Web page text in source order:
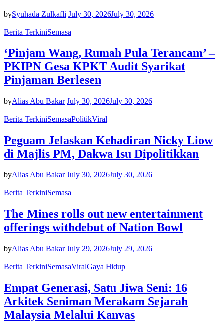
bySyuhada Zulkafli July 30, 2026July 30, 2026
Berita TerkiniSemasa
‘Pinjam Wang, Rumah Pula Terancam’ –
PKIPN Gesa KPKT Audit Syarikat
Pinjaman Berlesen
byAlias Abu Bakar July 30, 2026July 30, 2026
Berita TerkiniSemasaPolitikViral
Peguam Jelaskan Kehadiran Nicky Liow
di Majlis PM, Dakwa Isu Dipolitikkan
byAlias Abu Bakar July 30, 2026July 30, 2026
Berita TerkiniSemasa
The Mines rolls out new entertainment
offerings withdebut of Nation Bowl
byAlias Abu Bakar July 29, 2026July 29, 2026
Berita TerkiniSemasaViralGaya Hidup
Empat Generasi, Satu Jiwa Seni: 16
Arkitek Seniman Merakam Sejarah
Malaysia Melalui Kanvas